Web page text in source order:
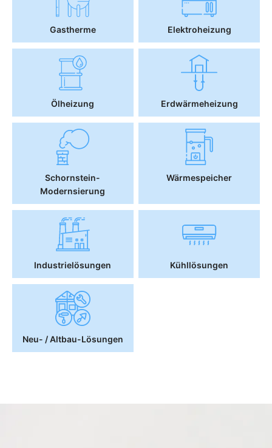
Gastherme Elektroheizung
Ölheizung Erdwärmeheizung
Schornstein-
Modernsierung
Wärmespeicher
Industrielösungen Kühllösungen
Neu- / Altbau-Lösungen